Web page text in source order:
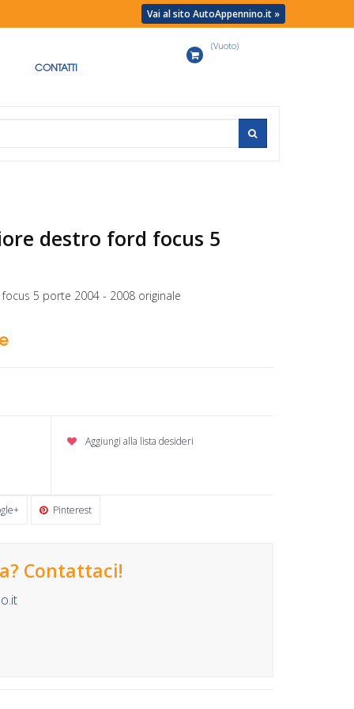
Vai al sito AutoAppennino.it »
CONTATTI
(Vuoto)
destro ford focus 5
5 porte 2004 - 2008 originale
Aggiungi alla lista desideri
Pinterest
Contattaci!